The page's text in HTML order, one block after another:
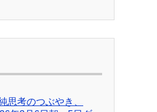
思考のつぶやき、